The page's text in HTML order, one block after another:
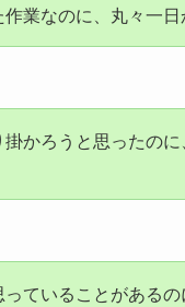
業なのに、丸々一
かろうと思ったの
ていることがある